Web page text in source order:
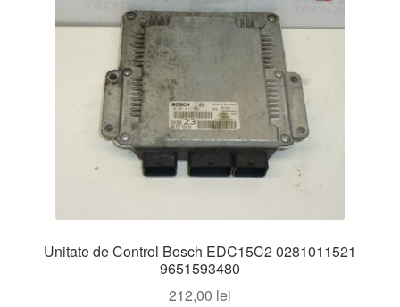
Unitate de Control Bosch EDC15C2 0281011521
9651593480
212,00 lei